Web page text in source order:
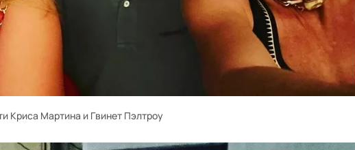
Криса Мартина и Гвинет Пэлтроу